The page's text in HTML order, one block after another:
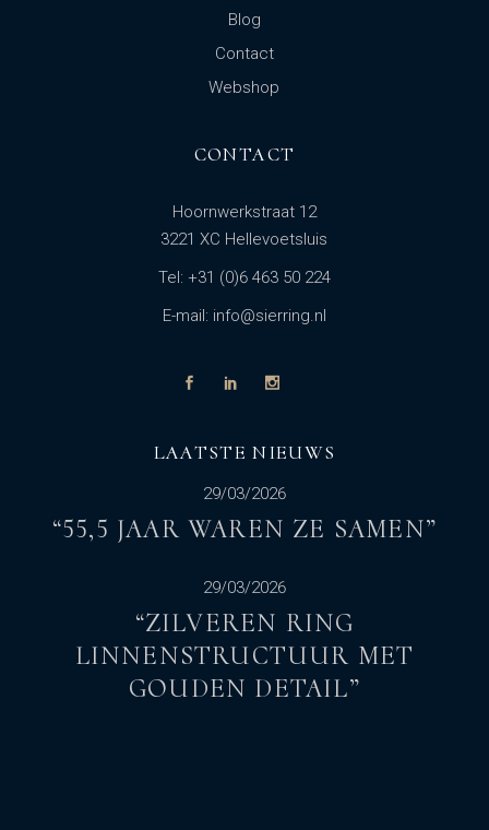
Blog
Contact
Webshop
CONTACT
Hoornwerkstraat 12
3221 XC Hellevoetsluis
Tel: +31 (0)6 463 50 224
E-mail: info@sierring.nl
LAATSTE NIEUWS
29/03/2026
“55,5 JAAR WAREN ZE SAMEN”
29/03/2026
“ZILVEREN RING
LINNENSTRUCTUUR MET
GOUDEN DETAIL”